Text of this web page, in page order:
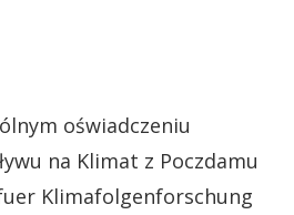
oświadczeniu
na Klimat z Poczdamu
Klimafolgenforschung